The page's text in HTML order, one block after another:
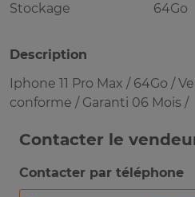
Stockage
64Go
Description
Iphone 11 Pro Max / 64Go /
conforme / Garanti 06 Mois /
Contacter le
Contacter par téléphone